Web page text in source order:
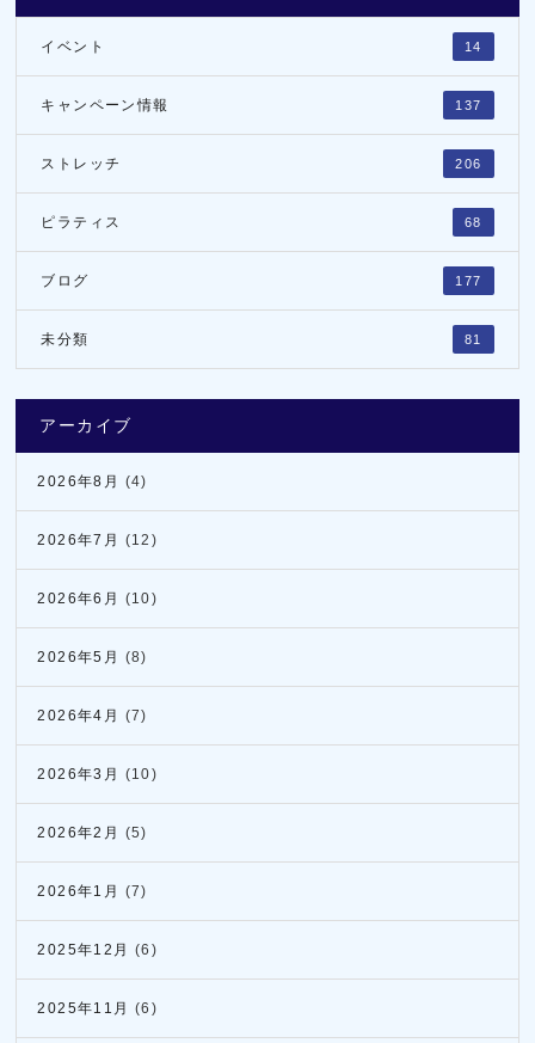
イベント 14
キャンペーン情報 137
ストレッチ 206
ピラティス 68
ブログ 177
未分類 81
アーカイブ
2026年8月 (4)
2026年7月 (12)
2026年6月 (10)
2026年5月 (8)
2026年4月 (7)
2026年3月 (10)
2026年2月 (5)
2026年1月 (7)
2025年12月 (6)
2025年11月 (6)